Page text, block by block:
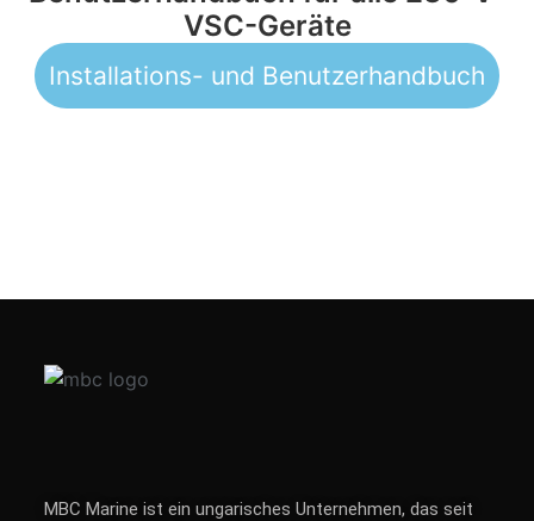
VSC-Geräte
Installations- und Benutzerhandbuch
MBC Marine ist ein ungarisches Unternehmen, das seit